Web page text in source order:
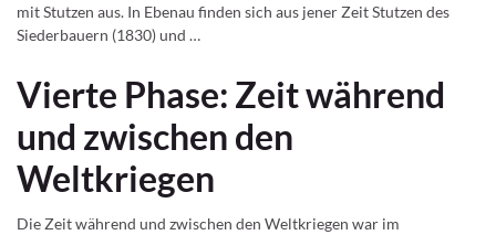
mit Stutzen aus. In Ebenau finden sich aus jener Zeit Stutzen des
Siederbauern (1830) und …
Vierte Phase: Zeit während
und zwischen den
Weltkriegen
Die Zeit während und zwischen den Weltkriegen war im